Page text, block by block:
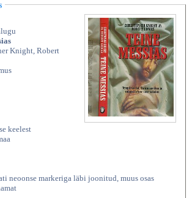
Knight, Robert
keelest
neoonse markeriga läbi joonitud, muus osas